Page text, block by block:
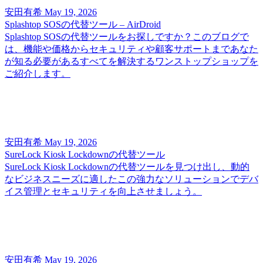
安田有希 May 19, 2026
Splashtop SOSの代替ツール – AirDroid
Splashtop SOSの代替ツールをお探しですか？このブログで
は、機能や価格からセキュリティや顧客サポートまであなた
が知る必要があるすべてを解決するワンストップショップを
ご紹介します。
安田有希 May 19, 2026
SureLock Kiosk Lockdownの代替ツール
SureLock Kiosk Lockdownの代替ツールを見つけ出し、動的
なビジネスニーズに適したこの強力なソリューションでデバ
イス管理とセキュリティを向上させましょう。
安田有希 May 19, 2026